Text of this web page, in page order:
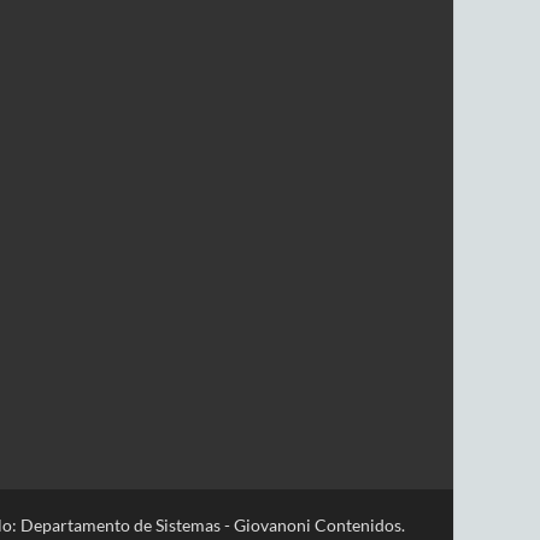
Departamento de Sistemas - Giovanoni Contenidos.